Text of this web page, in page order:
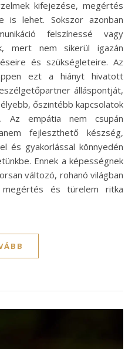
kifejezése, megértés
is lehet. Sokszor azonban
felszínessé vagy
mert nem sikerül igazán
és szükségleteire. Az
ezt a hiányt hivatott
álláspontját,
őszintébb kapcsolatok
Az empátia nem csupán
fejleszthető készség,
és gyakorlással könnyedén
Ennek a képességnek
változó, rohanó világban
és türelem ritka